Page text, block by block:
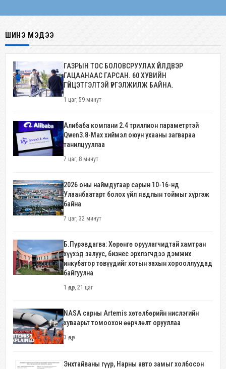
ШИНЭ МЭДЭЭ
ГАЗРЫН ТОС БОЛОВСРУУЛАХ ҮЙЛДВЭР
ГАЦААНААС ГАРСАН. 60 ХУВИЙН
ГҮЙЦЭТГЭЛТЭЙ ҮРГЭЛЖИЛЖ БАЙНА.
1 цаг, 59 минут
Алибаба компани 2.4 триллион параметртэй
Qwen3.8-Max хиймэл оюун ухааны загвараа
танилцууллаа
7 цаг, 8 минут
2026 оны наймдугаар сарын 10-16-нд
Улаанбаатарт болох үйл явдлын тоймыг хүргэж
байна
7 цаг, 32 минут
Б.Пүрэвдагва: Хөрөнгө оруулагчидтай хамтран
хүүхэд залуус, бизнес эрхлэгчдээ дэмжих
инкубатор төвүүдийг хотын захын хорооллуудад
байгуулна
1 өдөр, 21 цаг
NASA сарны Artemis хөтөлбөрийн нислэгийн
хуваарьт томоохон өөрчлөлт орууллаа
3 өдөр
Энхтайваны гүүр, Нарны авто замыг холбосон